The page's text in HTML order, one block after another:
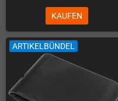
KAUFEN
ARTIKELBÜNDEL